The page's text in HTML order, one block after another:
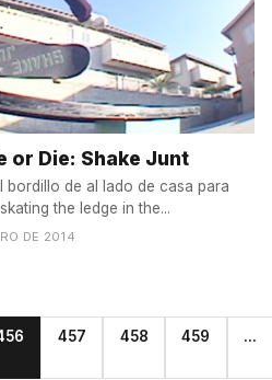
or Die: Shake Junt
bordillo de al lado de casa para
skating the ledge in the...
DE 2014
457 458 459 ...